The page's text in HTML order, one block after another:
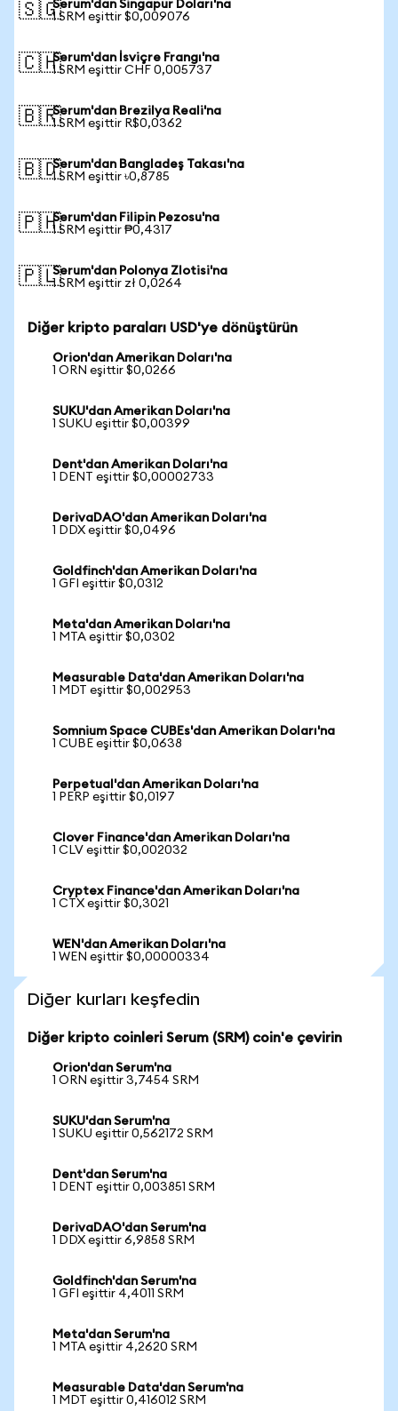
🇸🇬Serum'dan Singapur Doları'na
1 SRM eşittir $0,009076
🇨🇭Serum'dan İsviçre Frangı'na
1 SRM eşittir CHF 0,005737
🇧🇷Serum'dan Brezilya Reali'na
1 SRM eşittir R$0,0362
🇧🇩Serum'dan Bangladeş Takası'na
1 SRM eşittir ৳0,8785
🇵🇭Serum'dan Filipin Pezosu'na
1 SRM eşittir ₱0,4317
🇵🇱Serum'dan Polonya Zlotisi'na
1 SRM eşittir zł 0,0264
Diğer kripto paraları USD'ye dönüştürün
Orion'dan Amerikan Doları'na
1 ORN eşittir $0,0266
SUKU'dan Amerikan Doları'na
1 SUKU eşittir $0,00399
Dent'dan Amerikan Doları'na
1 DENT eşittir $0,00002733
DerivaDAO'dan Amerikan Doları'na
1 DDX eşittir $0,0496
Goldfinch'dan Amerikan Doları'na
1 GFI eşittir $0,0312
Meta'dan Amerikan Doları'na
1 MTA eşittir $0,0302
Measurable Data'dan Amerikan Doları'na
1 MDT eşittir $0,002953
Somnium Space CUBEs'dan Amerikan Doları'na
1 CUBE eşittir $0,0638
Perpetual'dan Amerikan Doları'na
1 PERP eşittir $0,0197
Clover Finance'dan Amerikan Doları'na
1 CLV eşittir $0,002032
Cryptex Finance'dan Amerikan Doları'na
1 CTX eşittir $0,3021
WEN'dan Amerikan Doları'na
1 WEN eşittir $0,00000334
Diğer kurları keşfedin
Diğer kripto coinleri Serum (SRM) coin'e çevirin
Orion'dan Serum'na
1 ORN eşittir 3,7454 SRM
SUKU'dan Serum'na
1 SUKU eşittir 0,562172 SRM
Dent'dan Serum'na
1 DENT eşittir 0,003851 SRM
DerivaDAO'dan Serum'na
1 DDX eşittir 6,9858 SRM
Goldfinch'dan Serum'na
1 GFI eşittir 4,4011 SRM
Meta'dan Serum'na
1 MTA eşittir 4,2620 SRM
Measurable Data'dan Serum'na
1 MDT eşittir 0,416012 SRM